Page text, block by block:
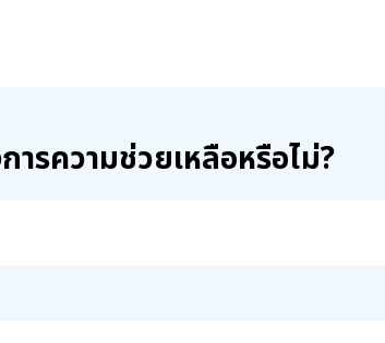
ารความช่วยเหลือหรือไม่?